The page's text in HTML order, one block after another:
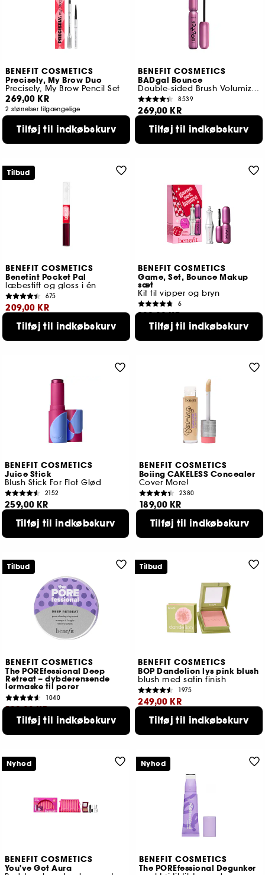
BENEFIT COSMETICS
Precisely, My Brow Duo
Precisely, My Brow Pencil Set
269,00 KR
2 størrelser tilgængelige
Tilføj til indkøbskurv
BENEFIT COSMETICS
BADgal Bounce
Double-sided Brush Volumizing Mascara
8539
269,00 KR
Tilføj til indkøbskurv
BENEFIT COSMETICS
Benetint Pocket Pal
læbestift og gloss i én
675
209,00 KR
Laveste pris : 259,00 KR
Tilføj til indkøbskurv
Tilbud
BENEFIT COSMETICS
Game, Set, Bounce Makup
sæt
Kit til vipper og bryn
6
139,00 KR
Tilføj til indkøbskurv
BENEFIT COSMETICS
Juice Stick
Blush Stick For Flot Glød
2152
259,00 KR
Tilføj til indkøbskurv
BENEFIT COSMETICS
Boiing CAKELESS Concealer
Cover More!
2380
189,00 KR
Tilføj til indkøbskurv
BENEFIT COSMETICS
The POREfessional Deep
Retreat – dybderensende
lermaske til porer
1040
139,00 KR
Laveste pris149,00 KR
Tilføj til indkøbskurv
Tilbud
BENEFIT COSMETICS
BOP Dandelion lys pink blush
blush med satin finish
1975
249,00 KR
Laveste pris : 309,00 KR
Tilføj til indkøbskurv
Tilbud
BENEFIT COSMETICS
You've Got Aura
Nyhed
BENEFIT COSMETICS
The POREfessional Degunker
Nyhed